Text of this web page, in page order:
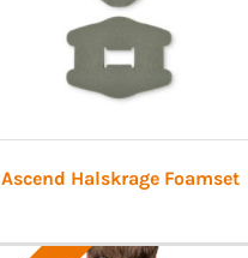
Ascend Halskrage Foamset